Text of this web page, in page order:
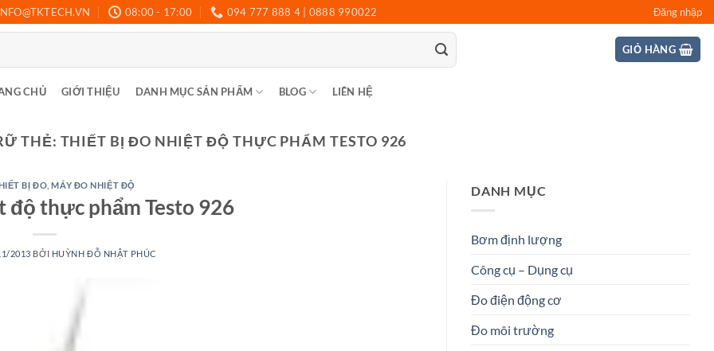
08:00 - 17:00 094 777 888 4 | 0888 990022 Đăng nhập
GIỎ HÀNG
CHỦ GIỚI THIỆU DANH MỤC SẢN PHẨM BLOG LIÊN HỆ
THẺ: THIẾT BỊ ĐO NHIỆT ĐỘ THỰC PHẨM TESTO 926
BỊ ĐO ,MÁY ĐO NHIỆT ĐỘ
độ thực phẩm Testo 926
2013 BỞI HUỲNH ĐỖ NHẬT PHÚC
DANH MỤC
Bơm định lượng
Công cụ – Dụng cụ
Đo điện động cơ
Đo môi trường